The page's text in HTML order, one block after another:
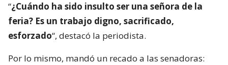
“¿Cuándo ha sido insulto ser una señora de la
feria? Es un trabajo digno, sacrificado,
esforzado“, destacó la periodista.
Por lo mismo, mandó un recado a las senadoras: